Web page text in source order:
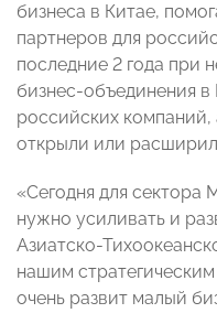
бизнеса в Китае,
партнеров для
последние 2 года при
бизнес-объединения
российских компаний,
открыли или
«Сегодня для сектора
нужно усиливать и
Азиатско-
нашим
очень развит малый